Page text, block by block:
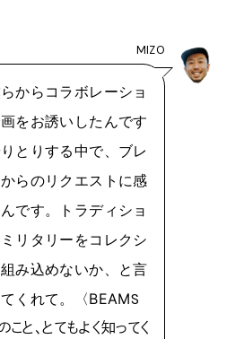
MIZO
からコラボレーショ
をお誘いしたんです
とりする中で、ブレ
らのリクエストに感
です。トラディショ
リタリーをコレクシ
み込めないか、と言
くれて。〈BEAMS
こと、とてもよく知ってく